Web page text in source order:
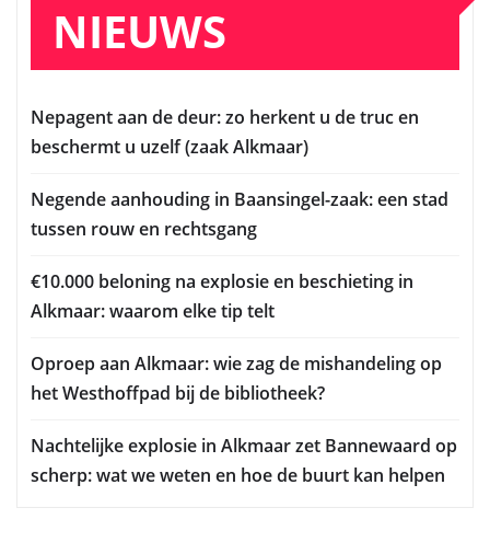
NIEUWS
Nepagent aan de deur: zo herkent u de truc en
beschermt u uzelf (zaak Alkmaar)
Negende aanhouding in Baansingel-zaak: een stad
tussen rouw en rechtsgang
€10.000 beloning na explosie en beschieting in
Alkmaar: waarom elke tip telt
Oproep aan Alkmaar: wie zag de mishandeling op
het Westhoffpad bij de bibliotheek?
Nachtelijke explosie in Alkmaar zet Bannewaard op
scherp: wat we weten en hoe de buurt kan helpen